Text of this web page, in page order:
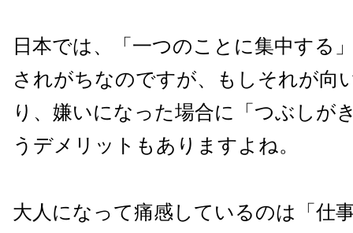
日本では、「一つのことに集中する
されがちなのですが、もしそれが向
り、嫌いになった場合に「つぶしが
うデメリットもありますよね。
大人になって痛感しているのは「仕